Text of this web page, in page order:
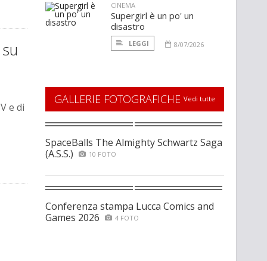
e di
CINEMA
Supergirl è un po' un
disastro
LEGGI 8/07/2026
GALLERIE FOTOGRAFICHE Vedi tutte
SpaceBalls The Almighty Schwartz Saga
(A.S.S.)
10 FOTO
Conferenza stampa Lucca Comics and
Games 2026
4 FOTO